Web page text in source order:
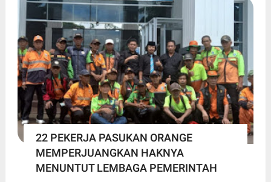
22 PEKERJA PASUKAN ORANGE
MEMPERJUANGKAN HAKNYA
MENUNTUT LEMBAGA PEMERINTAH